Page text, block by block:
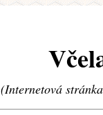
(Internetová